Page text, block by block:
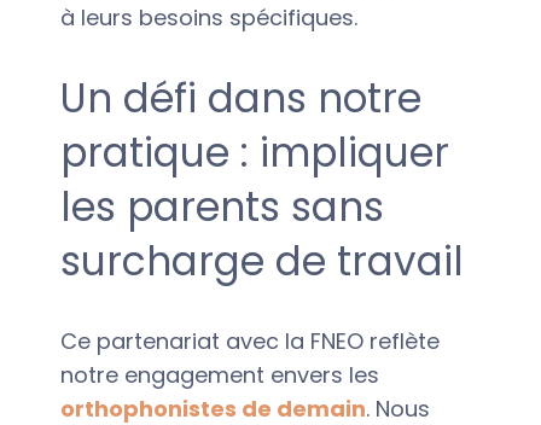
à leurs besoins spécifiques.
Un défi dans notre
pratique : impliquer
les parents sans
surcharge de travail
Ce partenariat avec la FNEO reflète
notre engagement envers les
orthophonistes de demain. Nous